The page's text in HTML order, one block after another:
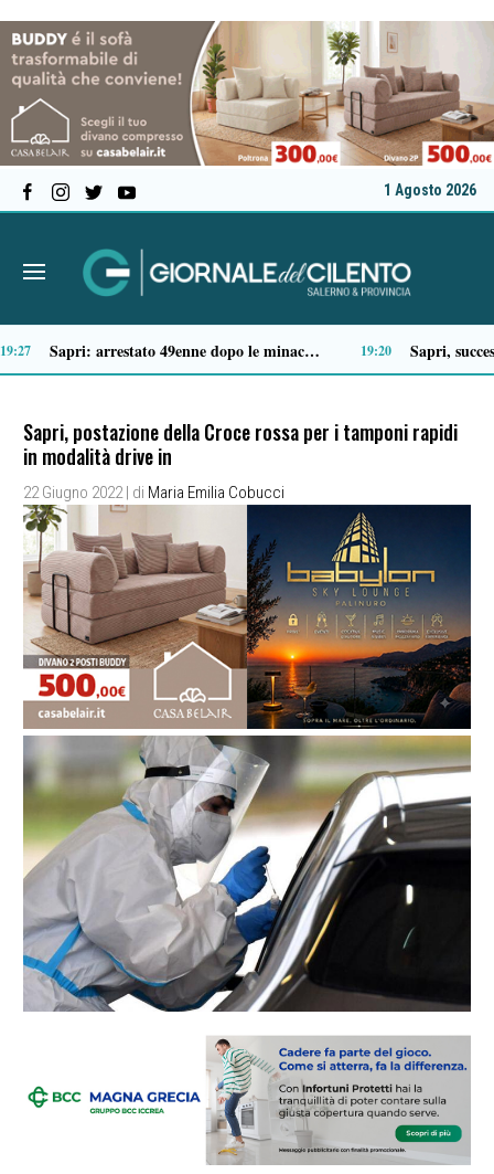
1 Agosto 2026
13:41 13:20
Sapri, postazione della Croce rossa per i tamponi rapidi
in modalità drive in
22 Giugno 2022 | di Maria Emilia Cobucci